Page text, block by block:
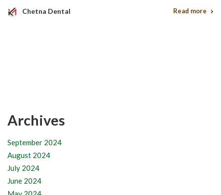
Chetna Dental Read more
Archives
September 2024
August 2024
July 2024
June 2024